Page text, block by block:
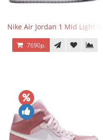
Nike Air Jordan 1 Mid Light
7690р.